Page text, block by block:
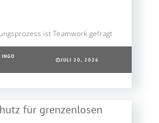
ist Teamwork gefragt
JULI 20, 2026